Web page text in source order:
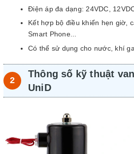
Điện áp đa dạng: 24VDC,
Kết hợp bộ điều khiển hẹn giờ,
Smart Phone...
Có thể sử dụng cho nước, khí
Thông số kỹ thuật
UniD